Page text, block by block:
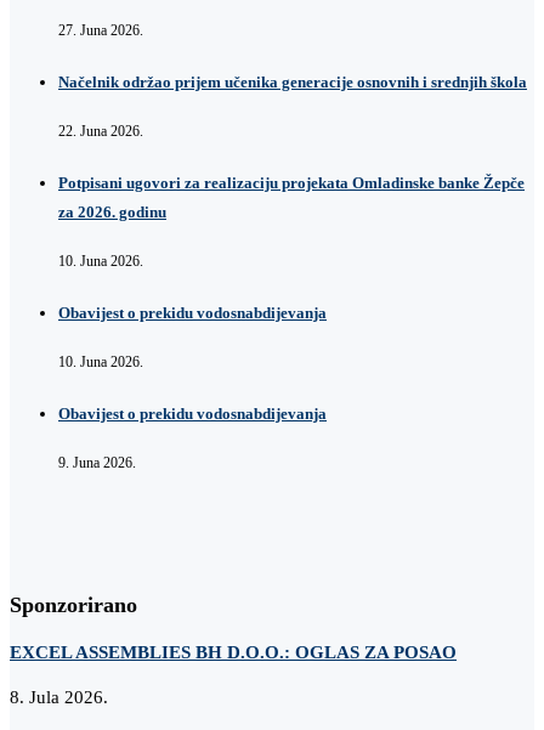
27. Juna 2026.
Načelnik održao prijem učenika generacije osnovnih i srednjih škola
22. Juna 2026.
Potpisani ugovori za realizaciju projekata Omladinske banke Žepče
za 2026. godinu
10. Juna 2026.
Obavijest o prekidu vodosnabdijevanja
10. Juna 2026.
Obavijest o prekidu vodosnabdijevanja
9. Juna 2026.
Sponzorirano
EXCEL ASSEMBLIES BH D.O.O.: OGLAS ZA POSAO
8. Jula 2026.